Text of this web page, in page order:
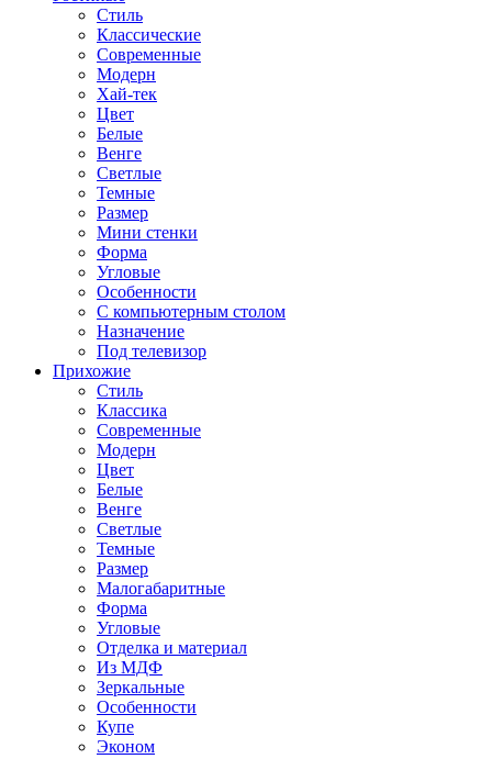
Стиль
Классические
Современные
Модерн
Хай-тек
Цвет
Белые
Венге
Светлые
Темные
Размер
Мини стенки
Форма
Угловые
Особенности
С компьютерным столом
Назначение
Под телевизор
Прихожие
Стиль
Классика
Современные
Модерн
Цвет
Белые
Венге
Светлые
Темные
Размер
Малогабаритные
Форма
Угловые
Отделка и материал
Из МДФ
Зеркальные
Особенности
Купе
Эконом